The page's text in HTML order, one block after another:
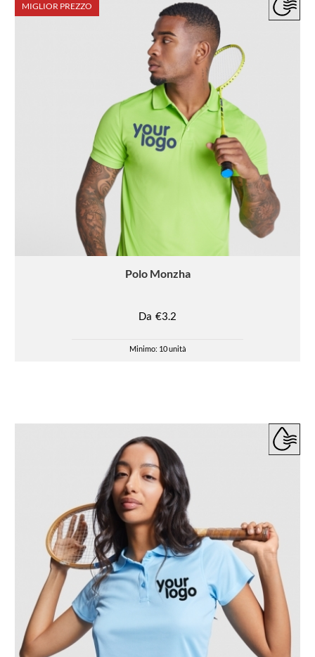
MIGLIOR PREZZO
Polo Monzha
Da €3.2
Minimo: 10 unità